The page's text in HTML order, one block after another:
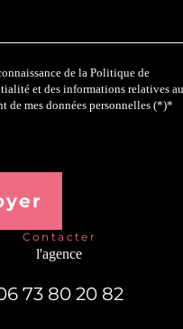
de la Politique de
et des informations relatives au
de mes données personnelles (*)*
contacter
l'agence
73 80 20 82